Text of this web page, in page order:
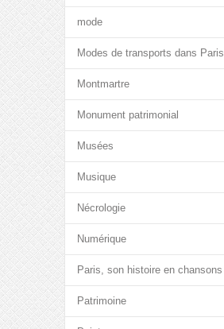
mode
Modes de transports dans Paris
Montmartre
Monument patrimonial
Musées
Musique
Nécrologie
Numérique
Paris, son histoire en chansons
Patrimoine